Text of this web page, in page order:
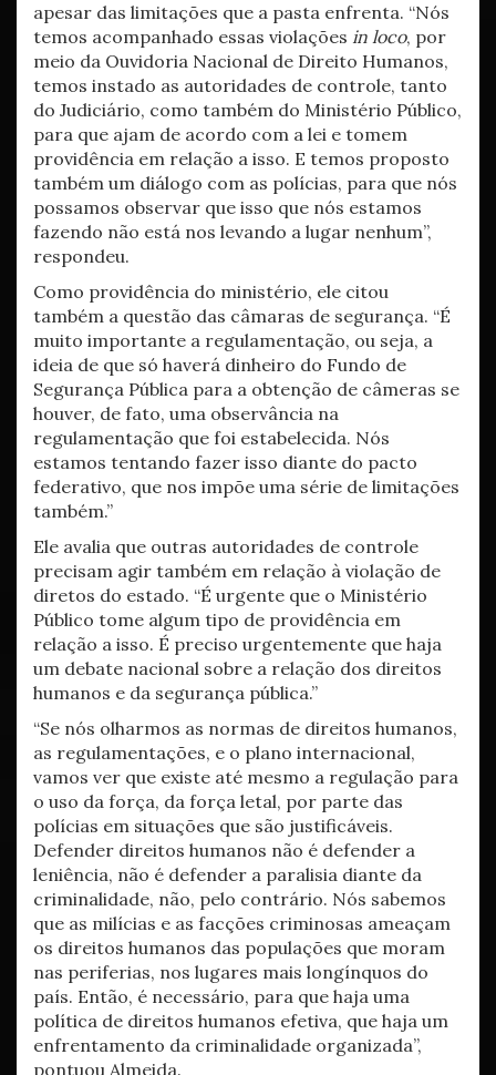
apesar das limitações que a pasta enfrenta. “Nós
temos acompanhado essas violações in loco, por
meio da Ouvidoria Nacional de Direito Humanos,
temos instado as autoridades de controle, tanto
do Judiciário, como também do Ministério Público,
para que ajam de acordo com a lei e tomem
providência em relação a isso. E temos proposto
também um diálogo com as polícias, para que nós
possamos observar que isso que nós estamos
fazendo não está nos levando a lugar nenhum”,
respondeu.
Como providência do ministério, ele citou
também a questão das câmaras de segurança. “É
muito importante a regulamentação, ou seja, a
ideia de que só haverá dinheiro do Fundo de
Segurança Pública para a obtenção de câmeras se
houver, de fato, uma observância na
regulamentação que foi estabelecida. Nós
estamos tentando fazer isso diante do pacto
federativo, que nos impõe uma série de limitações
também.”
Ele avalia que outras autoridades de controle
precisam agir também em relação à violação de
diretos do estado. “É urgente que o Ministério
Público tome algum tipo de providência em
relação a isso. É preciso urgentemente que haja
um debate nacional sobre a relação dos direitos
humanos e da segurança pública.”
“Se nós olharmos as normas de direitos humanos,
as regulamentações, e o plano internacional,
vamos ver que existe até mesmo a regulação para
o uso da força, da força letal, por parte das
polícias em situações que são justificáveis.
Defender direitos humanos não é defender a
leniência, não é defender a paralisia diante da
criminalidade, não, pelo contrário. Nós sabemos
que as milícias e as facções criminosas ameaçam
os direitos humanos das populações que moram
nas periferias, nos lugares mais longínquos do
país. Então, é necessário, para que haja uma
política de direitos humanos efetiva, que haja um
enfrentamento da criminalidade organizada”,
pontuou Almeida.